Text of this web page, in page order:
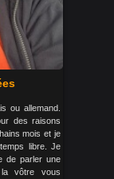
ou allemand.
des raisons
mois et je
libre. Je
de parler une
vôtre vous